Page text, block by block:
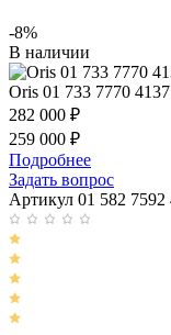
-8%
В наличии
Oris 01 733 7770
282 000 ₽
259 000 ₽
Подробнее
Задать вопрос
Артикул 01 582 7592